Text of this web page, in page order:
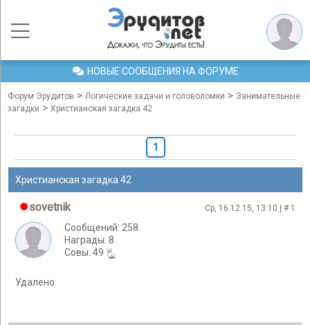
НОВЫЕ СООБЩЕНИЯ НА ФОРУМЕ
Форум Эрудитов > Логические задачи и головоломки > Занимательные
загадки > Христианская загадка 42
1
Христианская загадка 42
sovetnik Ср, 16.12.15, 13:10 | # 1
Сообщений: 258
Награды: 8
Cовы: 49
Удалено